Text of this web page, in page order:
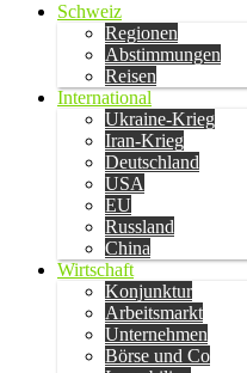
Schweiz
Regionen
Abstimmungen
Reisen
International
Ukraine-Krieg
Iran-Krieg
Deutschland
USA
EU
Russland
China
Wirtschaft
Konjunktur
Arbeitsmarkt
Unternehmen
Börse und Co